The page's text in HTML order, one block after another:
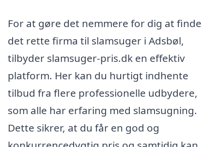
For at gøre det nemmere for dig at finde
det rette firma til slamsuger i Adsbøl,
tilbyder slamsuger-pris.dk en effektiv
platform. Her kan du hurtigt indhente
tilbud fra flere professionelle udbydere,
som alle har erfaring med slamsugning.
Dette sikrer, at du får en god og